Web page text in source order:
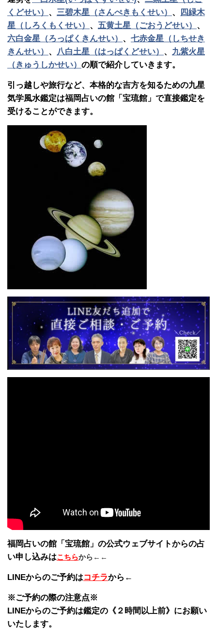
くどせい） 、 三碧木星（さんぺきもくせい） 、
四緑木
星（しろくもくせい） 、 五黄土星（ごおうどせい） 、
六白金星（ろっぱくきんせい） 、 七赤金星（しちせき
きんせい） 、 八白土星（はっぱくどせい） 、 九紫火星
（きゅうしかせい） の順で紹介していきます。
引っ越しや旅行など、本格的な吉方を知るための九星
気学風水鑑定は福岡占いの館「宝琉館」で直接鑑定を
受けることができます。
福岡占いの館「宝琉館」の公式ウェブサイトからの占
い申し込みはこちらから←←
LINEからのご予約はコチラから←
※ご予約の際の注意点※
LINEからのご予約は鑑定の《２時間以上前》にお願い
いたします。